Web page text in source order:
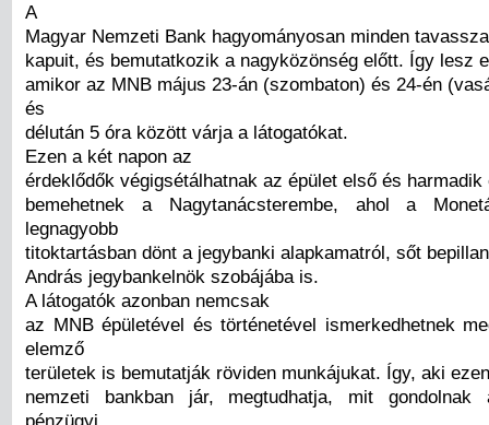
A
Magyar Nemzeti Bank hagyományosan minden
kapuit, és bemutatkozik a nagyközönség előtt. Így lesz
amikor az MNB május 23-án (szombaton) és 24-én
és
délután 5 óra között várja a látogatókat.
Ezen a két napon az
érdeklődők végigsétálhatnak az épület első és harmadik
bemehetnek a Nagytanácsterembe, ahol a
legnagyobb
titoktartásban dönt a jegybanki alapkamatról, sőt
András jegybankelnök szobájába is.
A látogatók azonban nemcsak
az MNB épületével és történetével ismerkedhetnek
elemző
területek is bemutatják röviden munkájukat. Így, aki
nemzeti bankban jár, megtudhatja, mit